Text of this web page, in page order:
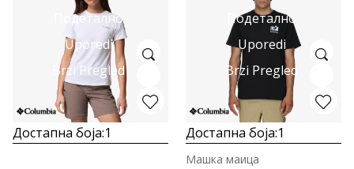
Подетално
Uporedi
Brzi Pregled
Достапна боја:1
Подетално
Uporedi
Brzi Pregled
Достапна боја:1
Машка маица